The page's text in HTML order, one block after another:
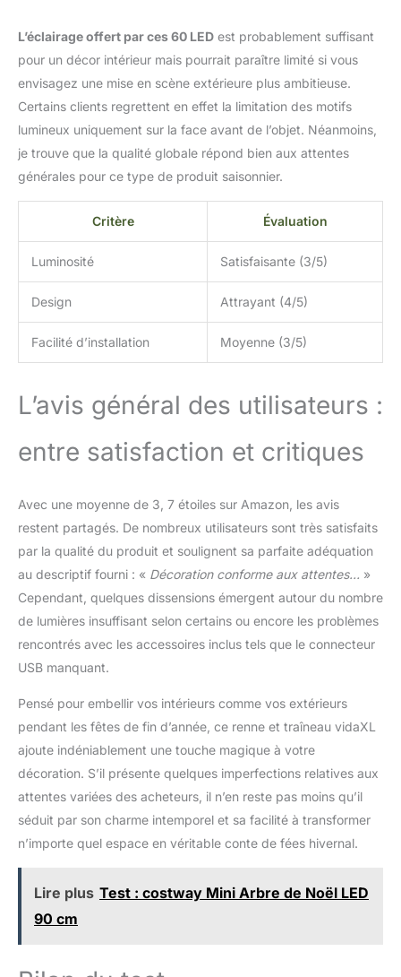
L’éclairage offert par ces 60 LED est probablement suffisant
pour un décor intérieur mais pourrait paraître limité si vous
envisagez une mise en scène extérieure plus ambitieuse.
Certains clients regrettent en effet la limitation des motifs
lumineux uniquement sur la face avant de l’objet. Néanmoins,
je trouve que la qualité globale répond bien aux attentes
générales pour ce type de produit saisonnier.
Critère Évaluation
Luminosité Satisfaisante (3/5)
Design Attrayant (4/5)
Facilité d’installation Moyenne (3/5)
L’avis général des utilisateurs :
entre satisfaction et critiques
Avec une moyenne de 3, 7 étoiles sur Amazon, les avis
restent partagés. De nombreux utilisateurs sont très satisfaits
par la qualité du produit et soulignent sa parfaite adéquation
au descriptif fourni : « Décoration conforme aux attentes… »
Cependant, quelques dissensions émergent autour du nombre
de lumières insuffisant selon certains ou encore les problèmes
rencontrés avec les accessoires inclus tels que le connecteur
USB manquant.
Pensé pour embellir vos intérieurs comme vos extérieurs
pendant les fêtes de fin d’année, ce renne et traîneau vidaXL
ajoute indéniablement une touche magique à votre
décoration. S’il présente quelques imperfections relatives aux
attentes variées des acheteurs, il n’en reste pas moins qu’il
séduit par son charme intemporel et sa facilité à transformer
n’importe quel espace en véritable conte de fées hivernal.
Lire plus Test : costway Mini Arbre de Noël LED
90 cm